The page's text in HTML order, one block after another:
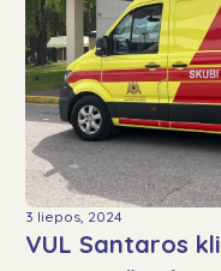
3 liepos, 2024
VUL Santaros